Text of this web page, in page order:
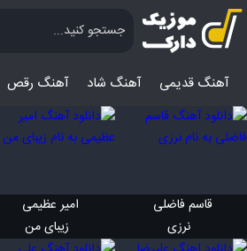
آهنگ قدیمی آهنگ‌ شاد آهنگ رقص
قاسم فاضلی
نرزی
امیر عظیمی
زیبای من